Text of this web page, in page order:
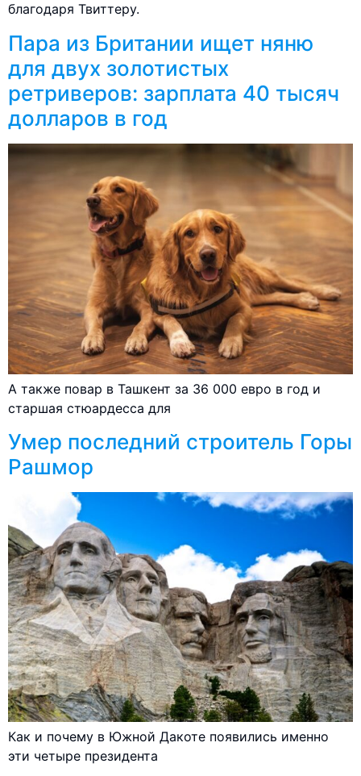
благодаря Твиттеру.
Пара из Британии ищет няню
для двух золотистых
ретриверов: зарплата 40 тысяч
долларов в год
А также повар в Ташкент за 36 000 евро в год и
старшая стюардесса для
Умер последний строитель Горы
Рашмор
Как и почему в Южной Дакоте появились именно
эти четыре президента